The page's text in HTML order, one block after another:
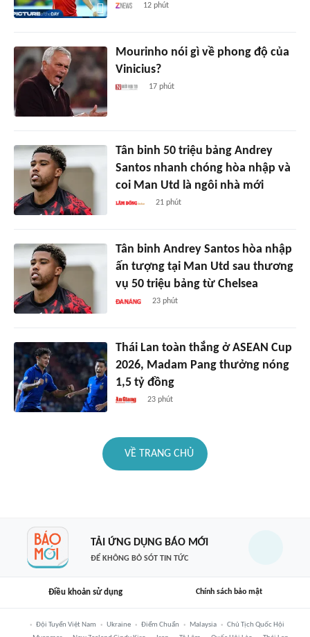
12 phút
Mourinho nói gì về phong độ của
Vinicius?
17 phút
Tân binh 50 triệu bảng Andrey
Santos nhanh chóng hòa nhập và
coi Man Utd là ngôi nhà mới
21 phút
Tân binh Andrey Santos hòa nhập
ấn tượng tại Man Utd sau thương
vụ 50 triệu bảng từ Chelsea
23 phút
Thái Lan toàn thắng ở ASEAN Cup
2026, Madam Pang thưởng nóng
1,5 tỷ đồng
23 phút
VỀ TRANG CHỦ
TẢI ỨNG DỤNG BÁO MỚI
ĐỂ KHÔNG BỎ SÓT TIN TỨC
Điều khoản sử dụng Chính sách bảo mật
Đội Tuyển Việt Nam Ukraine Điểm Chuẩn Malaysia
Chủ Tịch Quốc Hội